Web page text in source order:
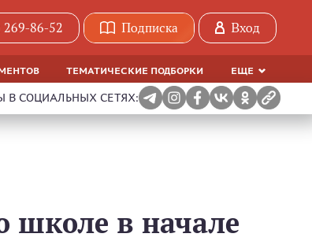
269-86-52 Подписка Вход
ТЕМАТИЧЕСКИЕ ПОДБОРКИ ЕЩЕ
В СОЦИАЛЬНЫХ СЕТЯХ:
школе в начале